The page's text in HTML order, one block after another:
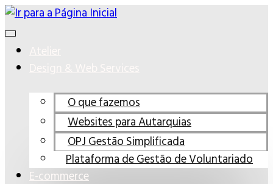
Ir
para
conteúdo
O que fazemos
Websites para Autarquias
OPJ Gestão Simplificada
Plataforma de Gestão de Voluntariado
E-commerce